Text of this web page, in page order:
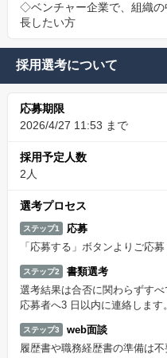
◇ベンチャー企業で、組織
長したい方
採用選考について
応募期限
2026/4/27 11:53 まで
採用予定人数
2人
選考プロセス
ステップ1
応募
「応募する」ボタンよりご応
ステップ2
書類選考
選考結果は合否に関わらずす
応募者へ3 日以内に連絡します。
ステップ3
web面談
履歴書や職務経歴書の準備は不